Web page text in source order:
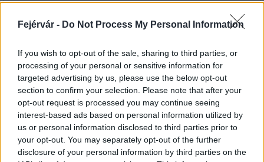
Fejérvár - Do Not Process My Personal Information
If you wish to opt-out of the sale, sharing to third parties, or
processing of your personal or sensitive information for
targeted advertising by us, please use the below opt-out
section to confirm your selection. Please note that after your
opt-out request is processed you may continue seeing
interest-based ads based on personal information utilized by
us or personal information disclosed to third parties prior to
your opt-out. You may separately opt-out of the further
disclosure of your personal information by third parties on the
szabályzatot!
LEGFRISSEBB
Országos hírek
Megérkezett az eső a Duna vízgyűjtőjére